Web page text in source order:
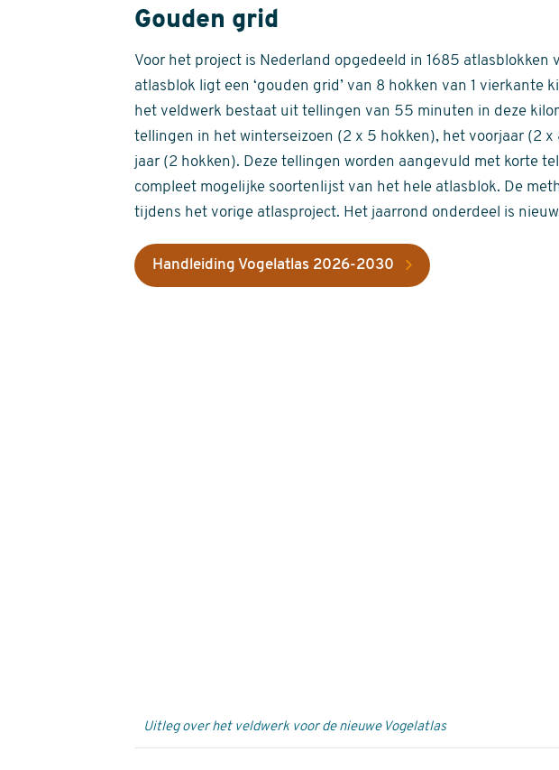
Gouden grid
Voor het project is Nederland opgedeeld in 1685 atlasblokken
atlasblok ligt een ‘gouden grid’ van 8 hokken van 1 vierkante
het veldwerk bestaat uit tellingen van 55 minuten in deze
tellingen in het winterseizoen (2 x 5 hokken), het voorjaar (2
jaar (2 hokken). Deze tellingen worden aangevuld met korte
compleet mogelijke soortenlijst van het hele atlasblok. De
tijdens het vorige atlasproject. Het jaarrond onderdeel is
Handleiding Vogelatlas 2026-2030
Uitleg over het veldwerk voor de nieuwe Vogelatlas